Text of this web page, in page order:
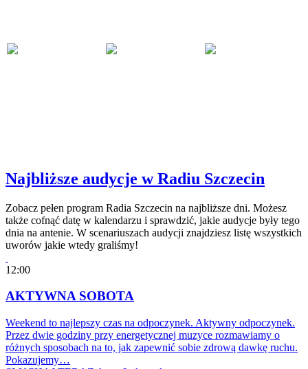
Najbliższe audycje w Radiu Szczecin
Zobacz pełen program Radia Szczecin na najbliższe dni. Możesz
także cofnąć datę w kalendarzu i sprawdzić, jakie audycje były tego
dnia na antenie. W scenariuszach audycji znajdziesz listę wszystkich
uworów jakie wtedy graliśmy!
12:00
AKTYWNA SOBOTA
Weekend to najlepszy czas na odpoczynek. Aktywny odpoczynek.
Przez dwie godziny przy energetycznej muzyce rozmawiamy o
różnych sposobach na to, jak zapewnić sobie zdrową dawkę ruchu.
Pokazujemy…